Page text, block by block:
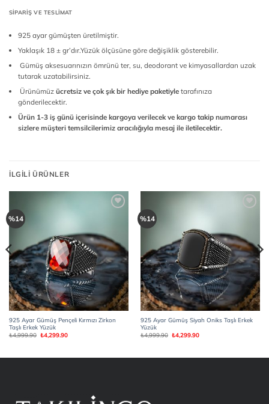
SIPARIŞ VE TESLIMAT
925 ayar gümüşten üretilmiştir.
Yaklaşık 18 ± gr’dır.Yüzük ölçüsüne göre değişiklik gösterebilir.
Gümüş aksesuarınızın ömrünü ter, su, deodorant ve kimyasallardan uzak
tutarak uzatabilirsiniz.
Ürünümüz ücretsiz ve çok şık bir hediye paketiyle tarafınıza
gönderilecektir.
Ürün 1-3 iş günü içerisinde kargoya verilecek ve kargo takip numarası
sizlere müşteri temsilcilerimiz aracılığıyla mesaj ile iletilecektir.
İLGILI ÜRÜNLER
%14
925 Ayar Gümüş Pençeli Kırmızı Zirkon
Taşlı Erkek Yüzük
₺4,999.90 Orijinal
fiyat:
₺4,299.90Şu
andaki
%14
925 Ayar Gümüş Siyah Oniks Taşlı Erkek
Yüzük
₺4,999.90 Orijinal
fiyat:
₺4,299.90Şu
andaki